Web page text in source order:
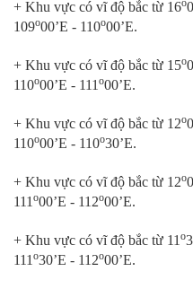
+ Khu vực có vĩ độ bắc từ 16o
109o00’E - 110o00’E.
+ Khu vực có vĩ độ bắc từ 15o
110o00’E - 111 o00’E.
+ Khu vực có vĩ độ bắc từ 12o
110o00’E - 110o30’E.
+ Khu vực có vĩ độ bắc từ 12o
111 o00’E - 112o00’E.
+ Khu vực có vĩ độ bắc từ 11 o
111 o30’E - 112o00’E.